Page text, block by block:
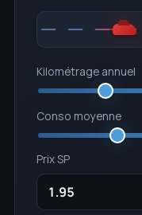
Kilométrage annuel
Conso moyenne
Prix SP